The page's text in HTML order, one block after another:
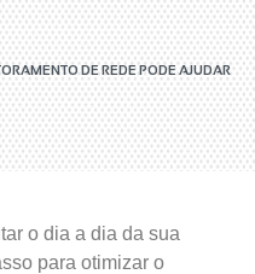
DE REDE PODE AJUDAR
o dia a dia da sua
para otimizar o